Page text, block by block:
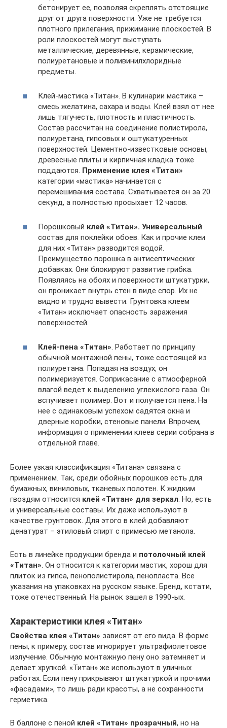
бетонирует ее, позволяя скреплять отстоящие
друг от друга поверхности. Уже не требуется
плотного прилегания, прижимание плоскостей. В
роли плоскостей могут выступать
металлические, деревянные, керамические,
полиуретановые и поливинилхлоридные
предметы.
Клей-мастика «Титан». В кулинарии мастика –
смесь желатина, сахара и воды. Клей взял от нее
лишь тягучесть, плотность и пластичность.
Состав рассчитан на соединение полистирола,
полиуретана, гипсовых и оштукатуренных
поверхностей. Цементно-известковые основы,
древесные плиты и кирпичная кладка тоже
поддаются. Применение клея «Титан»
категории «мастика» начинается с
перемешивания состава. Схватывается он за 20
секунд, а полностью просыхает 12 часов.
Порошковый клей «Титан». Универсальный
состав для поклейки обоев. Как и прочие клеи
для них «Титан» разводится водой.
Преимущество порошка в антисептических
добавках. Они блокируют развитие грибка.
Появляясь на обоях и поверхности штукатурки,
он проникает внутрь стен в виде спор. Их не
видно и трудно вывести. Грунтовка клеем
«Титан» исключает опасность заражения
поверхностей.
Клей-пена «Титан» . Работает по принципу
обычной монтажной пены, тоже состоящей из
полиуретана. Попадая на воздух, он
полимеризуется. Соприкасание с атмосферной
влагой ведет к выделению углекислого газа. Он
вспучивает полимер. Вот и получается пена. На
нее с одинаковым успехом садятся окна и
дверные коробки, стеновые панели. Впрочем,
информация о применении клеев серии собрана в
отдельной главе.
Более узкая классификация «Титана» связана с
применением. Так, среди обойных порошков есть для
бумажных, виниловых, тканевых полотен. К жидким
гвоздям относится клей «Титан» для зеркал . Но, есть
и универсальные составы. Их даже используют в
качестве грунтовок. Для этого в клей добавляют
денатурат – этиловый спирт с примесью метанола.
Есть в линейке продукции бренда и потолочный клей
«Титан» . Он относится к категории мастик, хорош для
плиток из гипса, пенополистирола, пенопласта. Все
указания на упаковках на русском языке. Бренд, кстати,
тоже отечественный. На рынок зашел в 1990-ых.
Характеристики клея «Титан»
Свойства клея «Титан» зависят от его вида. В форме
пены, к примеру, состав игнорирует ультрафиолетовое
излучение. Обычную монтажную пену оно затемняет и
делает хрупкой. «Титан» же используют в уличных
работах. Если пену прикрывают штукатуркой и прочими
«фасадами», то лишь ради красоты, а не сохранности
герметика.
В баллоне с пеной клей «Титан» прозрачный, но на